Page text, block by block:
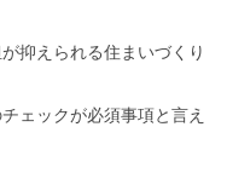
抑えられる住まいづくり
ェックが必須事項と言え